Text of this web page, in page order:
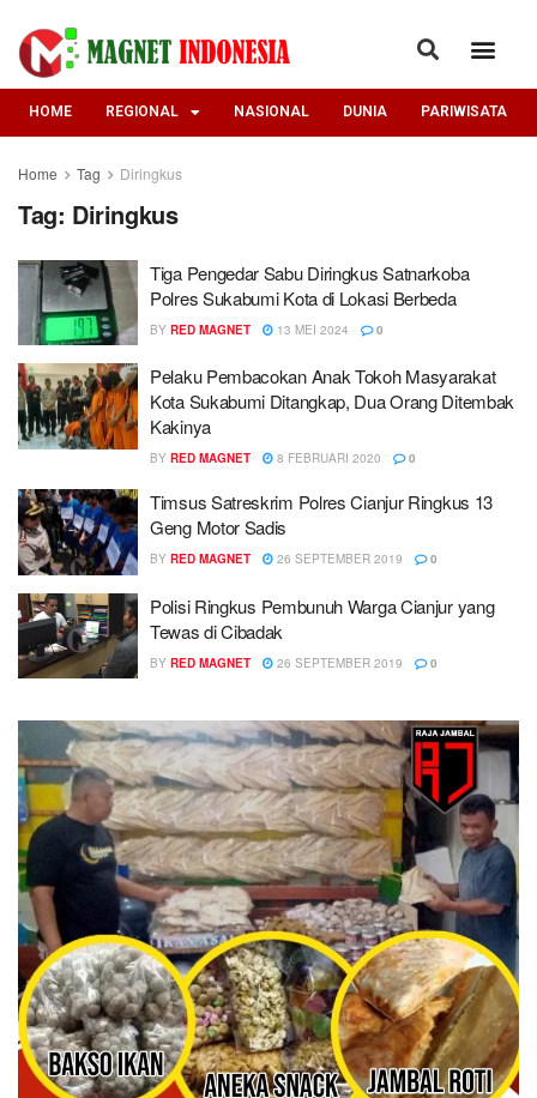
HOME REGIONAL NASIONAL DUNIA PARIWISATA
Home Tag Diringkus
Tag: Diringkus
Tiga Pengedar Sabu Diringkus Satnarkoba
Polres Sukabumi Kota di Lokasi Berbeda
BY RED MAGNET 13 MEI 2024 0
Pelaku Pembacokan Anak Tokoh Masyarakat
Kota Sukabumi Ditangkap, Dua Orang Ditembak
Kakinya
BY RED MAGNET 8 FEBRUARI 2020 0
Timsus Satreskrim Polres Cianjur Ringkus 13
Geng Motor Sadis
BY RED MAGNET 26 SEPTEMBER 2019 0
Polisi Ringkus Pembunuh Warga Cianjur yang
Tewas di Cibadak
BY RED MAGNET 26 SEPTEMBER 2019 0